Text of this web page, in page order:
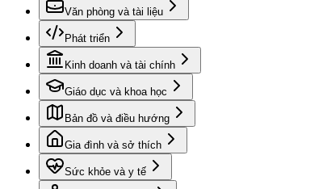
Văn phòng và tài liệu
Phát triển
Kinh doanh và tài chính
Giáo dục và khoa học
Bản đồ và điều hướng
Gia đình và sở thích
Sức khỏe và y tế